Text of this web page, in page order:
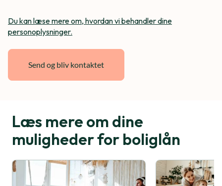
Du kan læse mere om, hvordan vi behandler dine
personoplysninger.
Læs mere om dine
muligheder for boliglån